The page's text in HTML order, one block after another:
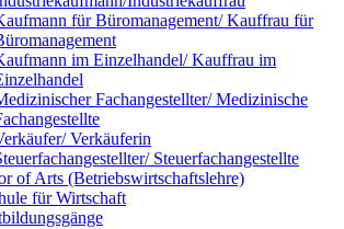
für Büromanagement/ Kauffrau für
im Einzelhandel/ Kauffrau im
Fachangestellter/ Medizinische
Verkäuferin
Steuerfachangestellte
of Arts (Betriebswirtschaftslehre)
für Wirtschaft